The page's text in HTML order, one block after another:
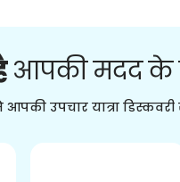
आपकी मदद के
उपचार यात्रा